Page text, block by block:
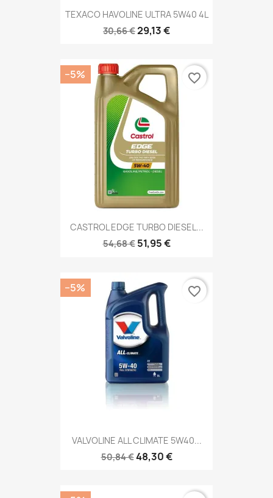
TEXACO HAVOLINE ULTRA 5W40 4L
30,66 €29,13 €
CASTROL EDGE TURBO DIESEL...
54,68 € 51,95 €
−5% favorite_border
VALVOLINE ALL CLIMATE 5W40...
50,84 €48,30 €
−5% favorite_border